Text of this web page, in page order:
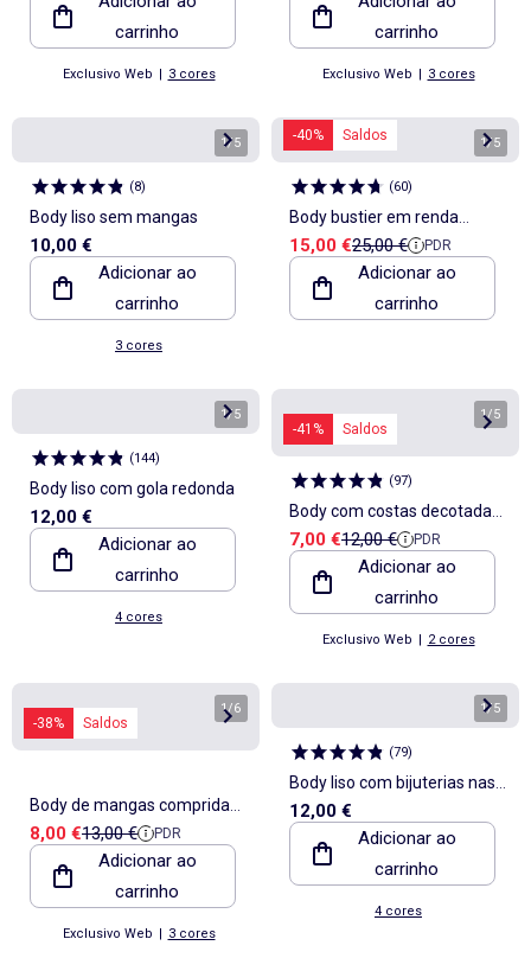
carrinho
Exclusivo Web | 3 cores
carrinho
Exclusivo Web | 3 cores
1/5
(8)
Body liso sem mangas
10,00 €
Adicionar ao
carrinho
3 cores
-40% Saldos 1/5
(60)
Body bustier em renda
florida
Preço de venda
15,00 €Preço de referência
25,00 € PDR
Adicionar ao
carrinho
1/5
(144)
Body liso com gola redonda
12,00 €
Adicionar ao
carrinho
4 cores
-41% Saldos
1/5
(97)
Body com costas decotadas
e joia dourada
Preço de venda
7,00 €Preço de referência
12,00 € PDR
Adicionar ao
carrinho
Exclusivo Web | 2 cores
-38% Saldos
1/6
Body de mangas compridas
e gola redonda
Preço de venda
8,00 €Preço de referência
13,00 € PDR
Adicionar ao
carrinho
Exclusivo Web | 3 cores
1/5
(79)
Body liso com bijuterias nas
alças
12,00 €
Adicionar ao
carrinho
4 cores